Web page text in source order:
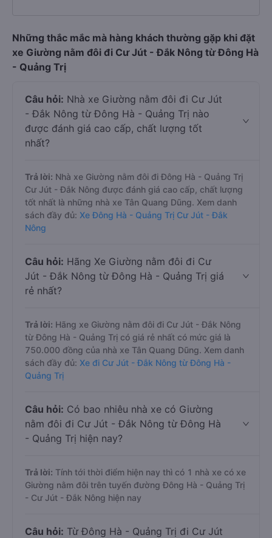
Những thắc mắc mà hàng khách thường gặp khi đặt
xe Giường nằm đôi đi Cư Jút - Đắk Nông từ Đông Hà
- Quảng Trị
Câu hỏi: Nhà xe Giường nằm đôi đi Cư Jút
- Đắk Nông từ Đông Hà - Quảng Trị nào
được đánh giá cao cấp, chất lượng tốt
nhất?
Trả lời: Nhà xe Giường nằm đôi đi Đông Hà - Quảng Trị
Cư Jút - Đắk Nông được đánh giá cao cấp, chất lượng
tốt nhất là những nhà xe Tân Quang Dũng. Xem danh
sách đầy đủ: Xe Đông Hà - Quảng Trị Cư Jút - Đắk
Nông
Câu hỏi: Hãng Xe Giường nằm đôi đi Cư
Jút - Đắk Nông từ Đông Hà - Quảng Trị giá
rẻ nhất?
Trả lời: Hãng xe Giường nằm đôi đi Cư Jút - Đắk Nông
từ Đông Hà - Quảng Trị có giá rẻ nhất có mức giá là
750.000 đồng của nhà xe Tân Quang Dũng. Xem danh
sách đầy đủ: Xe đi Cư Jút - Đắk Nông từ Đông Hà -
Quảng Trị
Câu hỏi: Có bao nhiêu nhà xe có Giường
nằm đôi đi Cư Jút - Đắk Nông từ Đông Hà
- Quảng Trị hiện nay?
Trả lời: Tính tới thời điểm hiện nay thì có 1 nhà xe có xe
Giường nằm đôi trên tuyến đường Đông Hà - Quảng Trị
- Cư Jút - Đắk Nông hiện nay
Câu hỏi: Từ Đông Hà - Quảng Trị đi Cư Jút